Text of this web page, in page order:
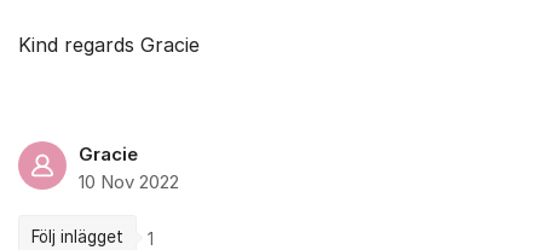
Kind regards Gracie
Gracie
10 Nov 2022
Följ inlägget 1